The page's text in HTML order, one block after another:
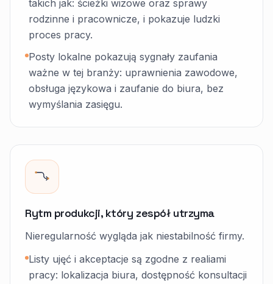
takich jak: ścieżki wizowe oraz sprawy
rodzinne i pracownicze, i pokazuje ludzki
proces pracy.
Posty lokalne pokazują sygnały zaufania
ważne w tej branży: uprawnienia zawodowe,
obsługa językowa i zaufanie do biura, bez
wymyślania zasięgu.
Rytm produkcji, który zespół utrzyma
Nieregularność wygląda jak niestabilność firmy.
Listy ujęć i akceptacje są zgodne z realiami
pracy: lokalizacja biura, dostępność konsultacji